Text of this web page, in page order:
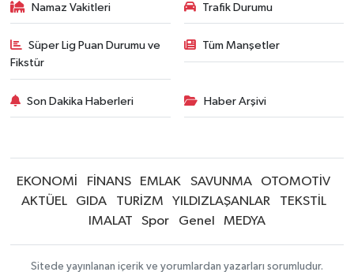
Namaz Vakitleri Trafik Durumu
Süper Lig Puan Durumu ve
Fikstür
Tüm Manşetler
Son Dakika Haberleri Haber Arşivi
EKONOMİ FİNANS EMLAK SAVUNMA
OTOMOTİV
AKTÜEL
GIDA TURİZM YILDIZLAŞANLAR
TEKSTİL
IMALAT
Spor Genel MEDYA
Sitede yayınlanan içerik ve yorumlardan yazarları sorumludur.